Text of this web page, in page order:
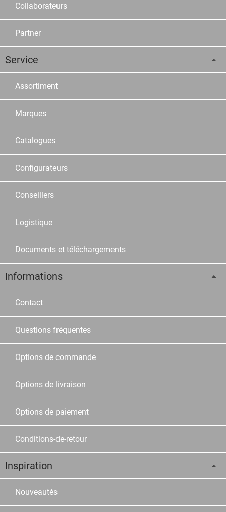
Collaborateurs
Partner
Service
Assortiment
Marques
Catalogues
Configurateurs
Conseillers
Logistique
Documents et téléchargements
Informations
Contact
Questions fréquentes
Options de commande
Options de livraison
Options de paiement
Conditions-de-retour
Inspiration
Nouveautés